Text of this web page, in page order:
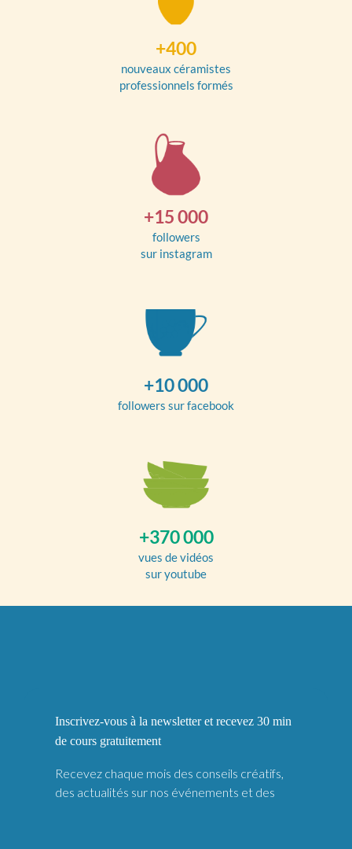
+400
nouveaux céramistes
professionnels formés
+15 000
followers
sur instagram
+10 000
followers sur facebook
+370 000
vues de vidéos
sur youtube